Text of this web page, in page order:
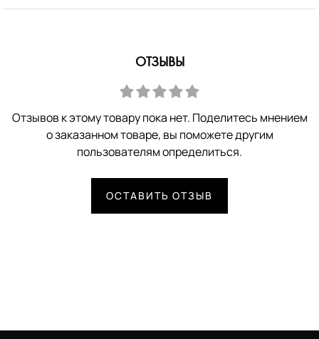
ОТЗЫВЫ
Отзывов к этому товару пока нет. Поделитесь мнением
о заказанном товаре, вы поможете другим
пользователям определиться.
ОСТАВИТЬ ОТЗЫВ